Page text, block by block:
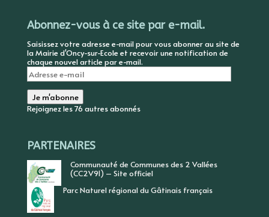
Abonnez-vous à ce site par e-mail.
Saisissez votre adresse e-mail pour vous abonner au site de
la Mairie d'Oncy-sur-Ecole et recevoir une notification de
chaque nouvel article par e-mail.
Adresse
e-
mail
Je m'abonne
Rejoignez les 76 autres abonnés
PARTENAIRES
Communauté de Communes des 2 Vallées
(CC2V91) – Site officiel
Parc Naturel régional du Gâtinais français